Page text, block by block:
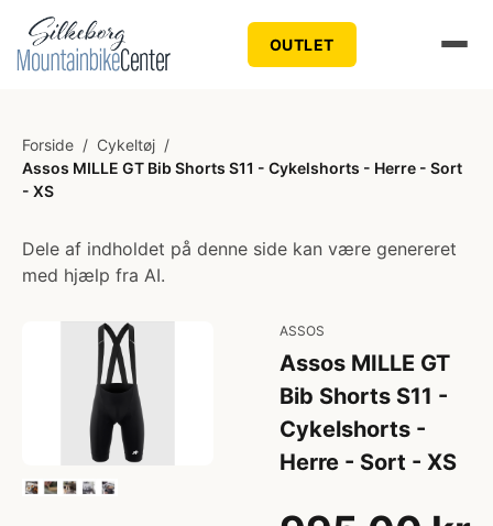
OUTLET
Forside / Cykeltøj /
Assos MILLE GT Bib Shorts S11 - Cykelshorts - Herre - Sort
- XS
Dele af indholdet på denne side kan være genereret
med hjælp fra AI.
ASSOS
Assos MILLE GT
Bib Shorts S11 -
Cykelshorts -
Herre - Sort - XS